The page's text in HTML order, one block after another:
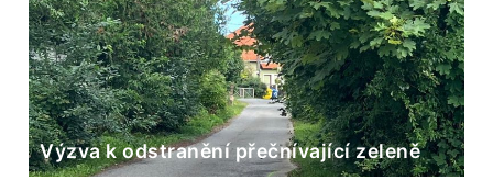
Výzva k odstranění přečnívající zeleně